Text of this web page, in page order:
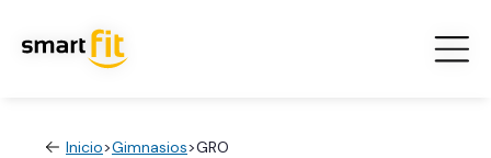
Inicio>Gimnasios>GRO